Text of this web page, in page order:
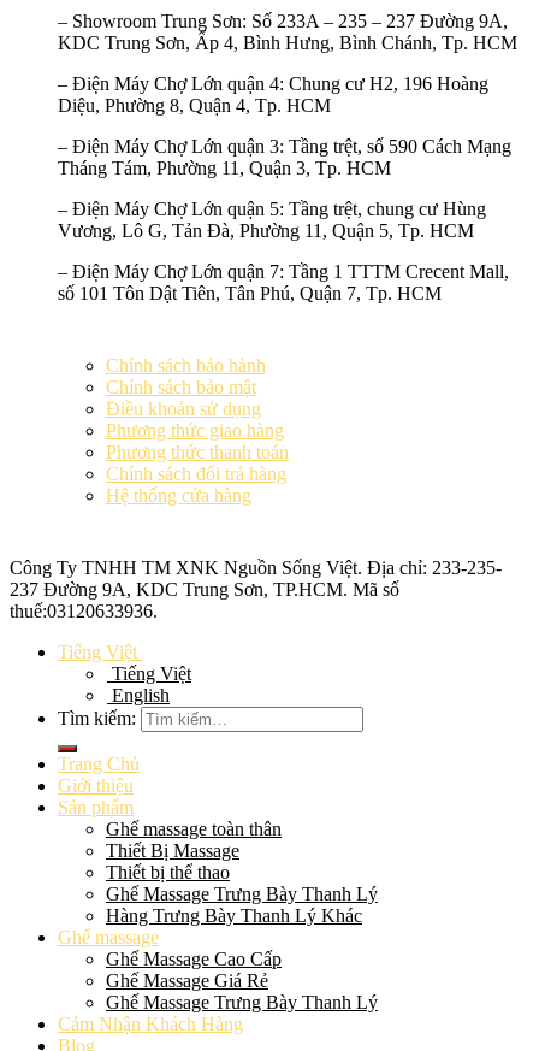
– Showroom Trung Sơn: Số 233A – 235 – 237 Đường 9A,
KDC Trung Sơn, Ấp 4, Bình Hưng, Bình Chánh, Tp. HCM
– Điện Máy Chợ Lớn quận 4: Chung cư H2, 196 Hoàng
Diệu, Phường 8, Quận 4, Tp. HCM
– Điện Máy Chợ Lớn quận 3: Tầng trệt, số 590 Cách Mạng
Tháng Tám, Phường 11, Quận 3, Tp. HCM
– Điện Máy Chợ Lớn quận 5: Tầng trệt, chung cư Hùng
Vương, Lô G, Tản Đà, Phường 11, Quận 5, Tp. HCM
– Điện Máy Chợ Lớn quận 7: Tầng 1 TTTM Crecent Mall,
số 101 Tôn Dật Tiên, Tân Phú, Quận 7, Tp. HCM
Chính sách bảo hành
Chính sách bảo mật
Điều khoản sử dụng
Phương thức giao hàng
Phương thức thanh toán
Chính sách đổi trả hàng
Hệ thống cửa hàng
Công Ty TNHH TM XNK Nguồn Sống Việt. Địa chỉ: 233-235-
237 Đường 9A, KDC Trung Sơn, TP.HCM. Mã số
thuế:03120633936.
Tiếng Việt
Tiếng Việt
English
Tìm kiếm:
Trang Chủ
Giới thiệu
Sản phẩm
Ghế massage toàn thân
Thiết Bị Massage
Thiết bị thể thao
Ghế Massage Trưng Bày Thanh Lý
Hàng Trưng Bày Thanh Lý Khác
Ghế massage
Ghế Massage Cao Cấp
Ghế Massage Giá Rẻ
Ghế Massage Trưng Bày Thanh Lý
Cảm Nhận Khách Hàng
Blog